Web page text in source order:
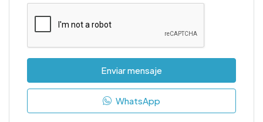
Enviar mensaje
WhatsApp